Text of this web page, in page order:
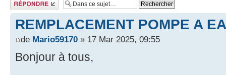
commentaire
REMPLACEMENT POMPE A
de Mario59170 » 17 Mar 2025, 09:55
Bonjour à tous,